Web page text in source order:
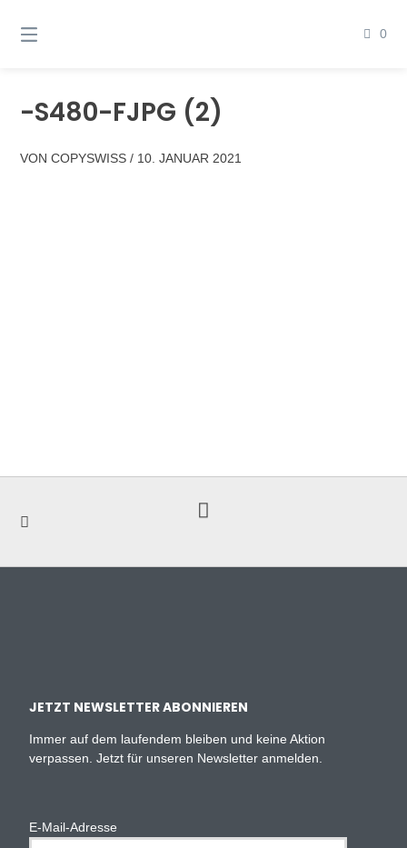
zum
0
-S480-FJPG (2)
VONCOPYSWISS / 10. JANUAR 2021
JETZT NEWSLETTER ABONNIEREN
Immer auf dem laufendem bleiben und keine Aktion
verpassen. Jetzt für unseren Newsletter anmelden.
E-Mail-Adresse